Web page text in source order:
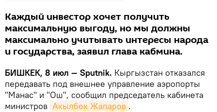
Каждый инвестор хочет получить
максимальную выгоду, но мы должны
максимально учитывать интересы народа
и государства, заявил глава кабмина.
БИШКЕК, 8 июл — Sputnik. Кыргызстан отказался
передавать под внешнее управление аэропорты
"Манас" и "Ош", сообщил председатель кабинета
министров Акылбек Жапаров .